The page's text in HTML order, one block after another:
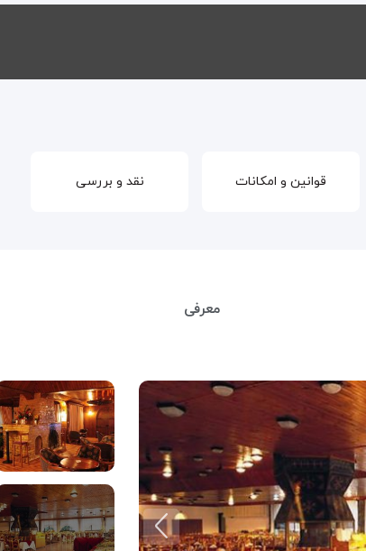
قوانین و امکانات نقد و بررسی
معرفی